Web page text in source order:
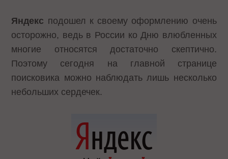
Яндекс подошел к своему оформлению очень
осторожно, ведь в России ко Дню влюбленных
многие относятся достаточно скептично.
Поэтому сегодня на главной странице
поисковика можно наблюдать лишь несколько
небольших сердечек.